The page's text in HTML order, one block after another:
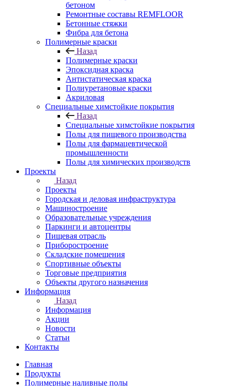
бетоном
Ремонтные составы REMFLOOR
Бетонные стяжки
Фибра для бетона
Полимерные краски
Назад
Полимерные краски
Эпоксидная краска
Антистатическая краска
Полиуретановые краски
Акриловая
Специальные химстойкие покрытия
Назад
Специальные химстойкие покрытия
Полы для пищевого производства
Полы для фармацевтической
промышленности
Полы для химических производств
Проекты
Назад
Проекты
Городская и деловая инфраструктура
Машиностроение
Образовательные учреждения
Паркинги и автоцентры
Пищевая отрасль
Приборостроение
Складские помещения
Спортивные объекты
Торговые предприятия
Объекты другого назначения
Информация
Назад
Информация
Акции
Новости
Статьи
Контакты
Главная
Продукты
Полимерные наливные полы